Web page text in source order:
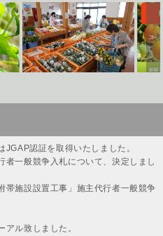
≫
JGAP認証を取得いたしました。
者一般競争入札について、決定しまし
帯施設設置工事」施主代行者一般競争
アル致しました。